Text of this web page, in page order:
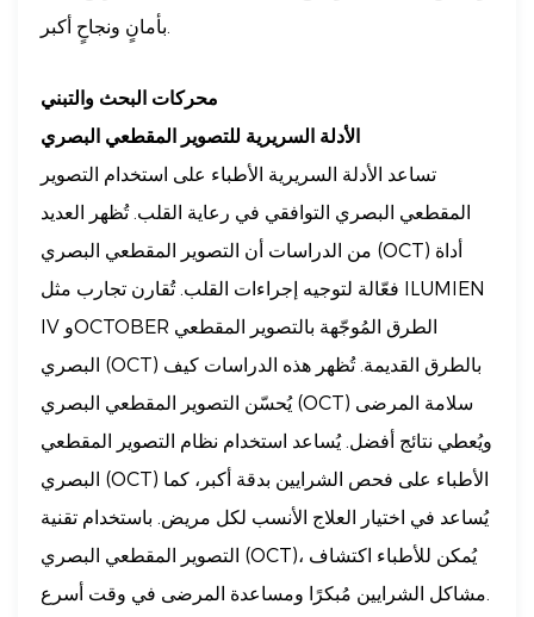
محركات البحث والتبني
الأدلة السريرية للتصوير المقطعي البصري
تساعد الأدلة السريرية الأطباء على استخدام التصوير
المقطعي البصري التوافقي في رعاية القلب. تُظهر العديد
من الدراسات أن التصوير المقطعي البصري (OCT) أداة
فعّالة لتوجيه إجراءات القلب. تُقارن تجارب مثل ILUMIEN
IV وOCTOBER الطرق المُوجّهة بالتصوير المقطعي
البصري (OCT) بالطرق القديمة. تُظهر هذه الدراسات كيف
يُحسّن التصوير المقطعي البصري (OCT) سلامة المرضى
ويُعطي نتائج أفضل. يُساعد استخدام نظام التصوير المقطعي
البصري (OCT) الأطباء على فحص الشرايين بدقة أكبر، كما
يُساعد في اختيار العلاج الأنسب لكل مريض. باستخدام تقنية
التصوير المقطعي البصري (OCT)، يُمكن للأطباء اكتشاف